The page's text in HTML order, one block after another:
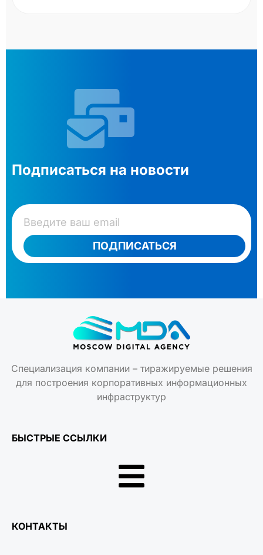
Подписаться на новости
ПОДПИСАТЬСЯ
Специализация компании – тиражируемые решения
для построения корпоративных информационных
инфраструктур
БЫСТРЫЕ ССЫЛКИ
КОНТАКТЫ